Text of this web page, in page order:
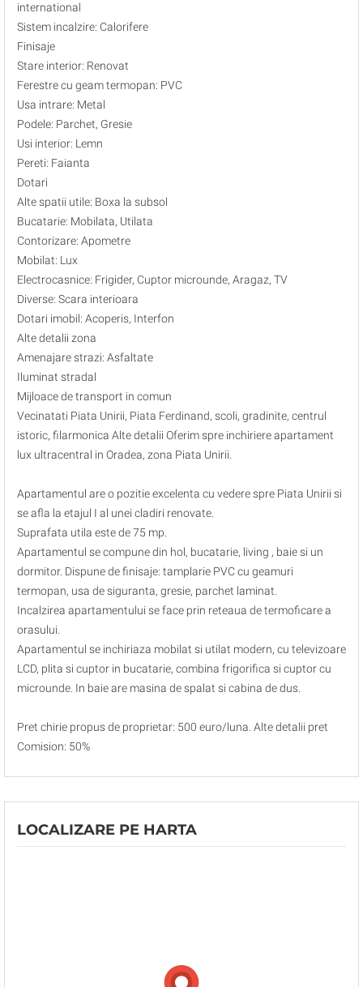
international
Sistem incalzire: Calorifere
Finisaje
Stare interior: Renovat
Ferestre cu geam termopan: PVC
Usa intrare: Metal
Podele: Parchet, Gresie
Usi interior: Lemn
Pereti: Faianta
Dotari
Alte spatii utile: Boxa la subsol
Bucatarie: Mobilata, Utilata
Contorizare: Apometre
Mobilat: Lux
Electrocasnice: Frigider, Cuptor microunde, Aragaz, TV
Diverse: Scara interioara
Dotari imobil: Acoperis, Interfon
Alte detalii zona
Amenajare strazi: Asfaltate
Iluminat stradal
Mijloace de transport in comun
Vecinatati Piata Unirii, Piata Ferdinand, scoli, gradinite, centrul
istoric, filarmonica Alte detalii Oferim spre inchiriere apartament
lux ultracentral in Oradea, zona Piata Unirii.
Apartamentul are o pozitie excelenta cu vedere spre Piata Unirii si
se afla la etajul I al unei cladiri renovate.
Suprafata utila este de 75 mp.
Apartamentul se compune din hol, bucatarie, living , baie si un
dormitor. Dispune de finisaje: tamplarie PVC cu geamuri
termopan, usa de siguranta, gresie, parchet laminat.
Incalzirea apartamentului se face prin reteaua de termoficare a
orasului.
Apartamentul se inchiriaza mobilat si utilat modern, cu televizoare
LCD, plita si cuptor in bucatarie, combina frigorifica si cuptor cu
microunde. In baie are masina de spalat si cabina de dus.
Pret chirie propus de proprietar: 500 euro/luna. Alte detalii pret
Comision: 50%
LOCALIZARE PE HARTA